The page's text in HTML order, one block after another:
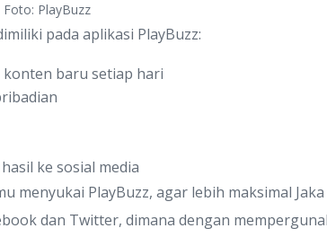
PlayBuzz
pada aplikasi PlayBuzz:
konten baru setiap hari
ke sosial media
menyukai PlayBuzz, agar lebih maksimal
dan Twitter, dimana dengan